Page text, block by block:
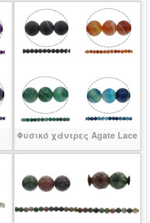
Φυσικό χάντρες Agate Lace